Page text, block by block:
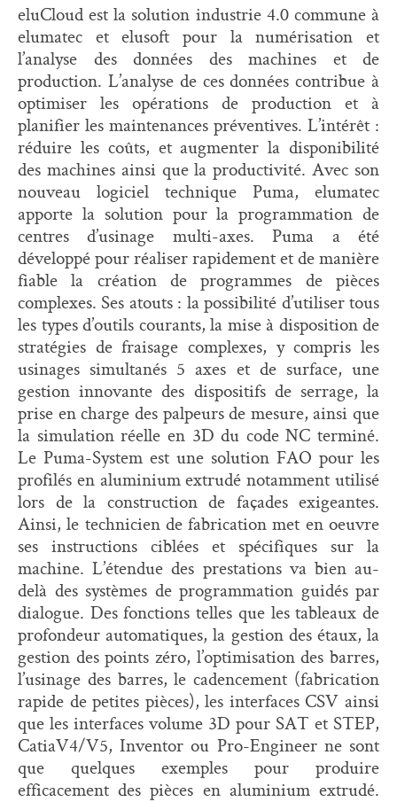
eluCloud est la solution industrie 4.0 commune à
elumatec et elusoft pour la numérisation et
l’analyse des données des machines et de
production. L’analyse de ces données contribue à
optimiser les opérations de production et à
planifier les maintenances préventives. L’intérêt :
réduire les coûts, et augmenter la disponibilité
des machines ainsi que la productivité. Avec son
nouveau logiciel technique Puma, elumatec
apporte la solution pour la programmation de
centres d’usinage multi-axes. Puma a été
développé pour réaliser rapidement et de manière
fiable la création de programmes de pièces
complexes. Ses atouts : la possibilité d’utiliser tous
les types d’outils courants, la mise à disposition de
stratégies de fraisage complexes, y compris les
usinages simultanés 5 axes et de surface, une
gestion innovante des dispositifs de serrage, la
prise en charge des palpeurs de mesure, ainsi que
la simulation réelle en 3D du code NC terminé.
Le Puma-System est une solution FAO pour les
profilés en aluminium extrudé notamment utilisé
lors de la construction de façades exigeantes.
Ainsi, le technicien de fabrication met en oeuvre
ses instructions ciblées et spécifiques sur la
machine. L’étendue des prestations va bien au-
delà des systèmes de programmation guidés par
dialogue. Des fonctions telles que les tableaux de
profondeur automatiques, la gestion des étaux, la
gestion des points zéro, l’optimisation des barres,
l’usinage des barres, le cadencement (fabrication
rapide de petites pièces), les interfaces CSV ainsi
que les interfaces volume 3D pour SAT et STEP,
CatiaV4/V5, Inventor ou Pro-Engineer ne sont
que quelques exemples pour produire
efficacement des pièces en aluminium extrudé.